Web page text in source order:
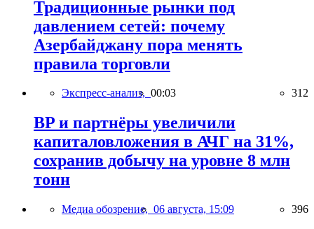
Традиционные рынки под
давлением сетей: почему
Азербайджану пора менять
правила торговли
Экспресс-анализ, 00:03 312
BP и партнёры увеличили
капиталовложения в АЧГ на 31%,
сохранив добычу на уровне 8 млн
тонн
Медиа обозрение, 06 августа, 15:09 396